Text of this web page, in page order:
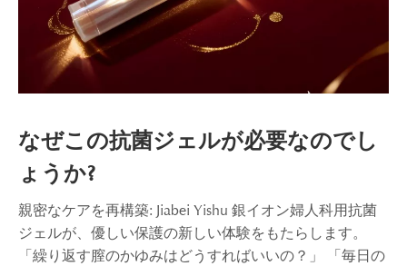
なぜこの抗菌ジェルが必要なのでし
ょうか?
親密なケアを再構築: Jiabei Yishu 銀イオン婦人科用抗菌
ジェルが、優しい保護の新しい体験をもたらします。
「繰り返す膣のかゆみはどうすればいいの？」 「毎日の